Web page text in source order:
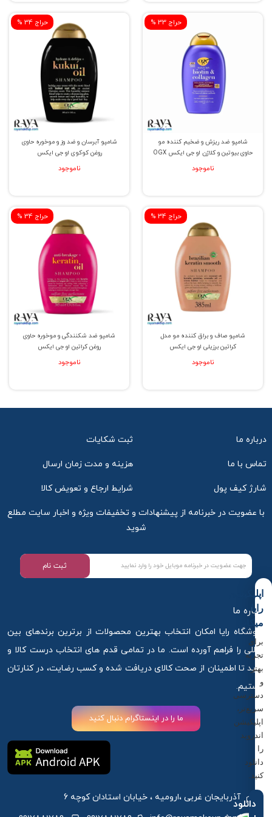
% حراج 33
شامپو ضد ریزش و ضخیم کننده مو
حاوی بیوتین و کلاژن او جی ایکس OGX
ناموجود
% حراج 34
شامپو آبرسان و ضد وز و موخوره حاوی
روغن کوکوی او جی ایکس
ناموجود
% حراج 34
شامپو صاف و براق کننده مو مدل
کراتین برزیلی او جی ایکس
ناموجود
% حراج 34
شامپو ضد شکنندگی و موخوره حاوی
روغن کراتین او جی ایکس
ناموجود
درباره ما ثبت شکایات
تماس با ما هزینه و مدت زمان ارسال
شارژ کیف پول شرایط ارجاع و تعویض کالا
با عضویت در خبرنامه از پیشنهادات و تخفیفات ویژه و اخبار سایت مطلع
شوید
ثبت نام
درباره ما
فروشگاه رایا امکان انتخاب بهترین محصولات از برترین برندهای بین
المللی را فراهم آورده است. ما در تمامی قدم های انتخاب درست کالا و
خرید تا اطمینان از صحت کالای دریافت شده و کسب رضایت، در کنارتان
هستیم.
ما را در اینستاگرام دنبال کنید
آذربایجان غربی ،ارومیه ، خیابان استادان کوچه 6
اپلیکیشن
رایا
میکاپ
برای
تجربه
بهتر
و
دسترسی
سریع‌تر،
اپلیکیشن
اندروید
را
دانلود
کنید.
دانلود